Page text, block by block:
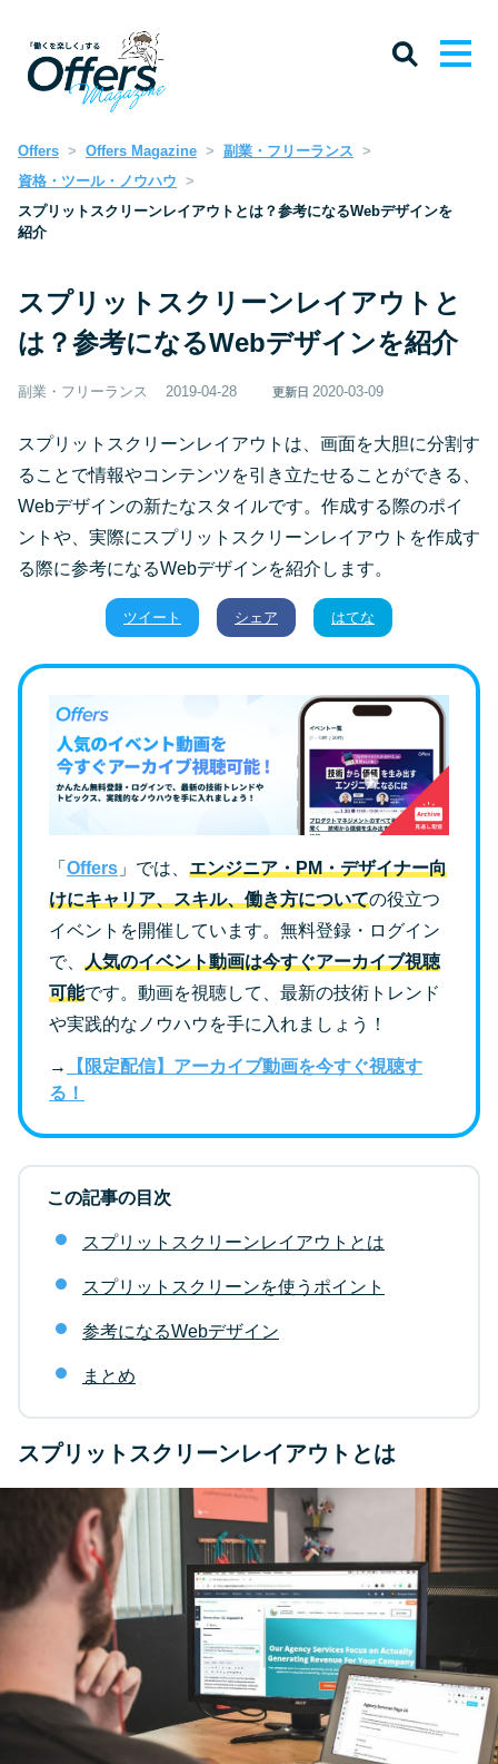
Offers Offers Magazine
副業・フリーランス
資格・ツール・ノウハウ
スプリットスクリーンレイアウトとは？参考になるWebデザインを
紹介
スプリットスクリーンレイアウトと
は？参考になるWebデザインを紹介
副業・フリーランス 2019-04-28 更新日 2020-03-09
スプリットスクリーンレイアウトは、画面を大胆に分割す
ることで情報やコンテンツを引き立たせることができる、
Webデザインの新たなスタイルです。作成する際のポイ
ントや、実際にスプリットスクリーンレイアウトを作成す
る際に参考になるWebデザインを紹介します。
ツイート シェア はてな
「 Offers 」では、 エンジニア・PM・デザイナー向
けにキャリア、スキル、働き方についての役立つ
イベントを開催しています。無料登録・ログイン
で、 人気のイベント動画は今すぐアーカイブ視聴
可能です。動画を視聴して、最新の技術トレンド
や実践的なノウハウを手に入れましょう！
→
【限定配信】アーカイブ動画を今すぐ視聴す
る！
この記事の目次
スプリットスクリーンレイアウトとは
スプリットスクリーンを使うポイント
参考になるWebデザイン
まとめ
スプリットスクリーンレイアウトとは